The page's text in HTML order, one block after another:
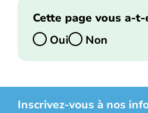
Cette page vous a-
Oui
Non
Inscrivez-vous à nos